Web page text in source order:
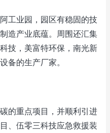
业园，园区有稳固的技
造产业底蕴。周围还汇集
技，美富特环保，南光新
备的生产厂家。
重点项目，并顺利引进
、伍零三科技应急救援装